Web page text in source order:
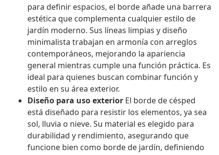
para definir espacios, el borde añade una barrera
estética que complementa cualquier estilo de
jardín moderno. Sus líneas limpias y diseño
minimalista trabajan en armonía con arreglos
contemporáneos, mejorando la apariencia
general mientras cumple una función práctica. Es
ideal para quienes buscan combinar función y
estilo en su área exterior.
Diseño para uso exterior El borde de césped
está diseñado para resistir los elementos, ya sea
sol, lluvia o nieve. Su material es elegido para
durabilidad y rendimiento, asegurando que
funcione bien como borde de jardín, definiendo